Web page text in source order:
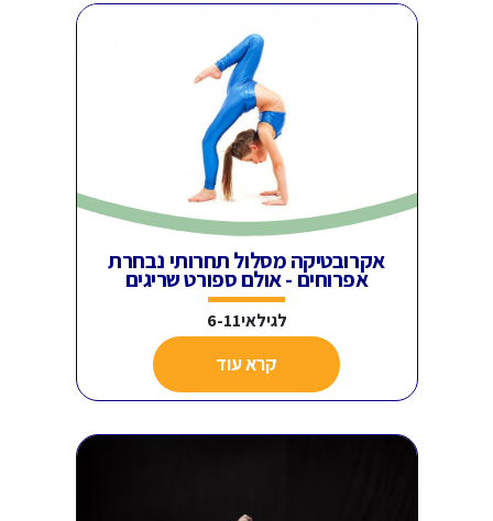
אקרובטיקה מסלול תחרותי נבחרת
אפרוחים - אולם ספורט שריגים
לגילאי6-11
קרא עוד